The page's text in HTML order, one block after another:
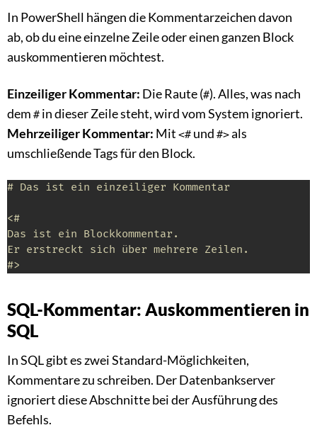
In PowerShell hängen die Kommentarzeichen davon
ab, ob du eine einzelne Zeile oder einen ganzen Block
auskommentieren möchtest.
Einzeiliger Kommentar: Die Raute (#). Alles, was nach
dem # in dieser Zeile steht, wird vom System ignoriert.
Mehrzeiliger Kommentar: Mit <# und #>als
umschließende Tags für den Block.
# Das ist ein einzeiliger Kommentar
<#
Das ist ein Blockkommentar.
Er erstreckt sich über mehrere Zeilen.
#>
SQL-Kommentar: Auskommentieren in
SQL
In SQL gibt es zwei Standard-Möglichkeiten,
Kommentare zu schreiben. Der Datenbankserver
ignoriert diese Abschnitte bei der Ausführung des
Befehls.